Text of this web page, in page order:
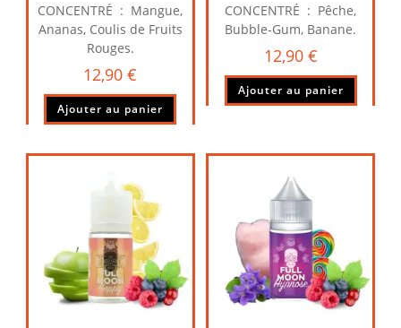
CONCENTRÉ : Mangue,
Ananas, Coulis de Fruits
Rouges.
12,90€
Ajouter au panier
CONCENTRÉ : Pêche,
Bubble-Gum, Banane.
12,90 €
Ajouter au panier